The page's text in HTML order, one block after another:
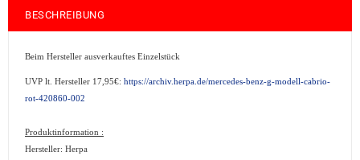
BESCHREIBUNG
Beim Hersteller ausverkauftes Einzelstück
UVP lt. Hersteller 17,95€: https://archiv.herpa.de/mercedes-benz-g-modell-cabrio-
rot-420860-002
Produktinformation :
Hersteller: Herpa